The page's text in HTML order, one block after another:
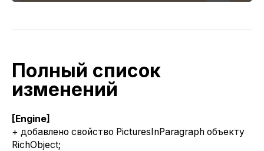
Полный список
изменений
[Engine]
+ добавлено свойство PicturesInParagraph объекту
RichObject;